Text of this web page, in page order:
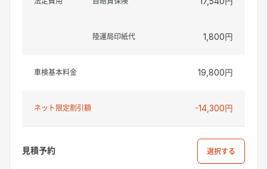
陸運局印紙代 1,800円
車検基本料金 19,800円
ネット限定割引額 -14,300円
見積予約 選択